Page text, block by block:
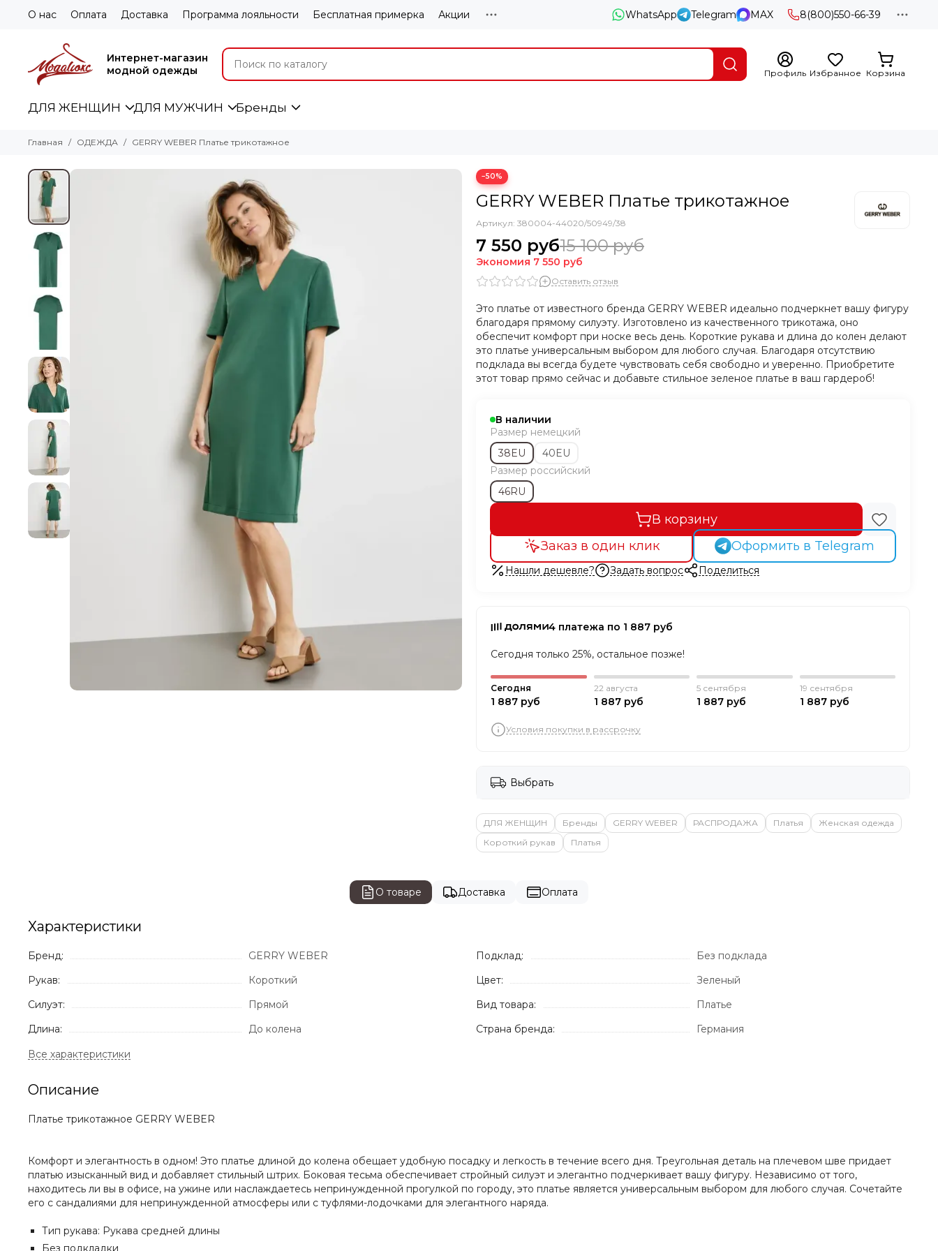
О нас Оплата Доставка Программа лояльности Бесплатная примерка Акции WhatsApp Telegram MAX 8(800)550-66-39
Интернет-магазин
модной одежды
Профиль Избранное Корзина
ДЛЯ ЖЕНЩИН ДЛЯ МУЖЧИН Бренды
Главная ОДЕЖДА GERRY WEBER Платье трикотажное
−50%
GERRY WEBER Платье трикотажное
Артикул: 380004-44020/50949/38
7 550 руб15 100 руб
Экономия 7 550 руб
Оставить отзыв
Это платье от известного бренда GERRY WEBER идеально подчеркнет вашу фигуру
благодаря прямому силуэту. Изготовлено из качественного трикотажа, оно
обеспечит комфорт при носке весь день. Короткие рукава и длина до колен делают
это платье универсальным выбором для любого случая. Благодаря отсутствию
подклада вы всегда будете чувствовать себя свободно и уверенно. Приобретите
этот товар прямо сейчас и добавьте стильное зеленое платье в ваш гардероб!
В наличии
Размер немецкий
38EU
40EU
Размер российский
46RU
В корзину
Заказ в один клик
Оформить в Telegram
Нашли дешевле? Задать вопрос Поделиться
4 платежа по 1 887 руб
Сегодня только 25%, остальное позже!
Сегодня
1 887 руб
22 августа
1 887 руб
5 сентября
1 887 руб
19 сентября
1 887 руб
Условия покупки в рассрочку
Выбрать
ДЛЯ ЖЕНЩИН Бренды GERRY WEBER РАСПРОДАЖА Платья
Женская одежда
Короткий рукав
Платья
О товаре Доставка Оплата
Характеристики
Бренд:
GERRY WEBER
Рукав:
Короткий
Силуэт:
Прямой
Длина:
До колена
Подклад:
Без подклада
Цвет:
Зеленый
Вид товара:
Платье
Страна бренда:
Германия
Описание
Платье трикотажное GERRY WEBER
Комфорт и элегантность в одном! Это платье длиной до колена обещает удобную посадку и легкость в течение всего дня. Треугольная деталь на плечевом шве придает
платью изысканный вид и добавляет стильный штрих. Боковая тесьма обеспечивает стройный силуэт и элегантно подчеркивает вашу фигуру. Независимо от того,
находитесь ли вы в офисе, на ужине или наслаждаетесь непринужденной прогулкой по городу, это платье является универсальным выбором для любого случая. Сочетайте
его с сандалиями для непринужденной атмосферы или с туфлями-лодочками для элегантного наряда.
Тип рукава: Рукава средней длины
Без подкладки